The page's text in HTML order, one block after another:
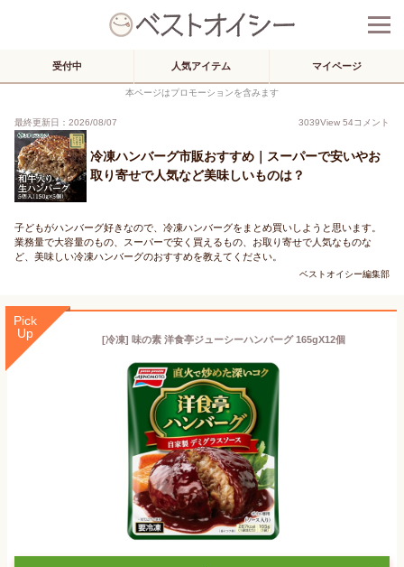
受付中 人気アイテム マイページ
本ページはプロモーションを含みます
最終更新日：2026/08/07 3039View 54コメント
冷凍ハンバーグ市販おすすめ｜スーパーで安いやお
取り寄せで人気など美味しいものは？
子どもがハンバーグ好きなので、冷凍ハンバーグをまとめ買いしようと思います。
業務量で大容量のもの、スーパーで安く買えるもの、お取り寄せで人気なものな
ど、美味しい冷凍ハンバーグのおすすめを教えてください。
ベストオイシー編集部
Pick
Up
[冷凍] 味の素 洋食亭ジューシーハンバーグ 165gX12個